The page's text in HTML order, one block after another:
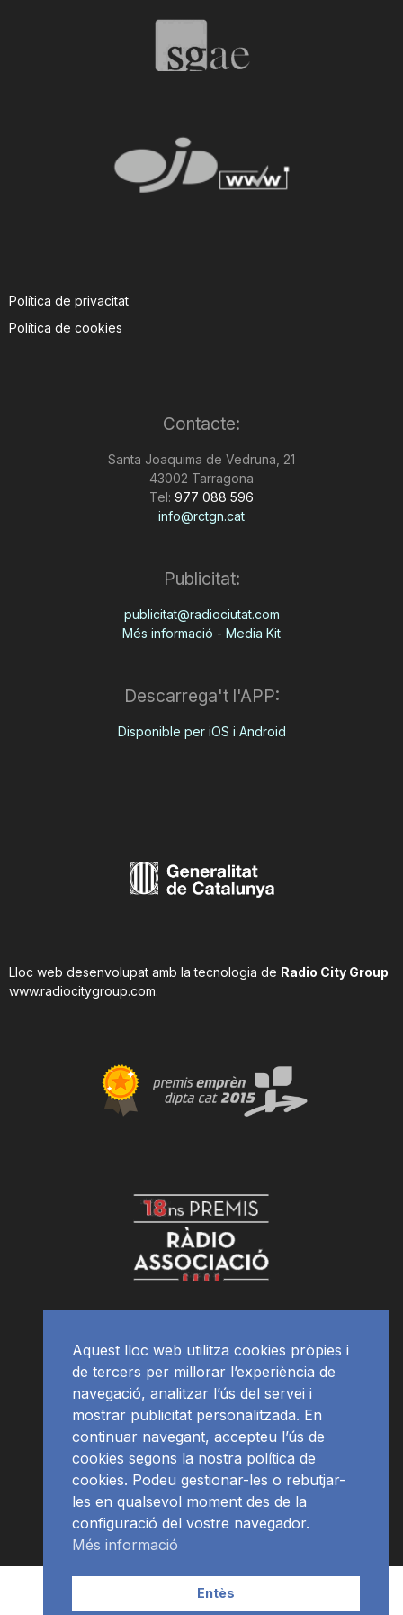
g
Política de privacitat
Política de cookies
Contacte:
Santa Joaquima de Vedruna, 21
43002 Tarragona
Tel: 977 088 596
info@rctgn.cat
Publicitat:
publicitat@radiociutat.com
Més informació - Media Kit
Descarrega't l'APP:
Disponible per iOS i Android
Lloc web desenvolupat amb la tecnologia de Radio City Group
www.radiocitygroup.com.
APP Programació
Aquest lloc web utilitza cookies pròpies i
de tercers per millorar l’experiència de
navegació, analitzar l’ús del servei i
mostrar publicitat personalitzada. En
continuar navegant, accepteu l’ús de
cookies segons la nostra política de
cookies. Podeu gestionar-les o rebutjar-
les en qualsevol moment des de la
configuració del vostre navegador.
Més informació
Entès